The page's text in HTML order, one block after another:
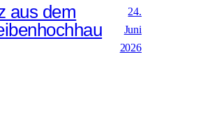
aus dem
24.
Juni
2026